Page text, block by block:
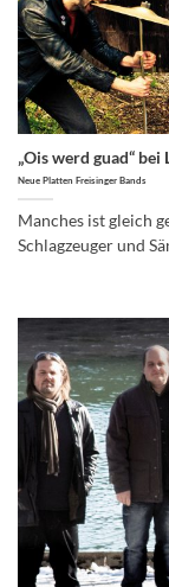
„Ois werd guad“ bei
Neue Platten Freisinger Bands
Manches ist gleich
Schlagzeuger und